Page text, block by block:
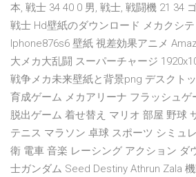
本, 戦士 34 40 0 男, 戦士, 戦闘機 21 34
戦士 Hd壁紙のダウンロード メカクシ
Iphone876s6 壁紙 視差効果アニメ
大メカ大乱闘 スーパーチャージ
戦争メカ未来壁紙と背景png デスクト
育成ゲーム メカアリーナ フラッシュゲ
脱出ゲーム 着せ替え マリオ 部屋 野球
テニス マラソン 卓球 スポーツ シミュ
衛 電車 音楽 レーシング アクション ダ
士ガンダム Seed Destiny Athrun Zala